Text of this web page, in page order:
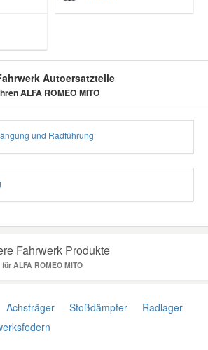
Autoersatzteile
ALFA ROMEO MITO
und Radführung
Fahrwerk Produkte
für ALFA ROMEO MITO
Achsträger Stoßdämpfer
Radlager